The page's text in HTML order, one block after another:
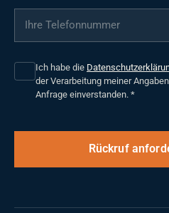
Ihre Telefonnummer
Ich habe die
der Verarbeitung meiner
Anfrage einverstanden. *
Rückruf